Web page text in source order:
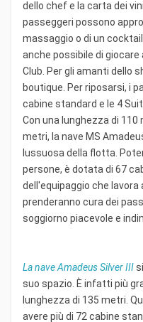
dello chef e la carta dei
passeggeri possono
massaggio o di un
anche possibile di giocare
Club. Per gli amanti dello
boutique. Per riposarsi, i
cabine standard e le 4
Con una lunghezza di
metri, la nave MS
lussuosa della flotta.
persone, è dotata di 67
dell'equipaggio che lavora
prenderanno cura dei
soggiorno piacevole e
La nave Amadeus Silver III
suo spazio. È infatti più
lunghezza di 135 metri.
avere più di 72 cabine